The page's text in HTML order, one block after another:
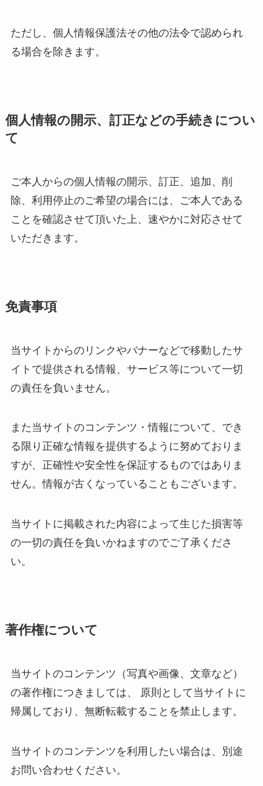
ただし、個人情報保護法その他の法令で認められ
る場合を除きます。
個人情報の開示、訂正などの手続きについ
て
ご本人からの個人情報の開示、訂正、追加、削
除、利用停止のご希望の場合には、ご本人である
ことを確認させて頂いた上、速やかに対応させて
いただきます。
免責事項
当サイトからのリンクやバナーなどで移動したサ
イトで提供される情報、サービス等について一切
の責任を負いません。
また当サイトのコンテンツ・情報について、でき
る限り正確な情報を提供するように努めておりま
すが、正確性や安全性を保証するものではありま
せん。情報が古くなっていることもございます。
当サイトに掲載された内容によって生じた損害等
の一切の責任を負いかねますのでご了承くださ
い。
著作権について
当サイトのコンテンツ（写真や画像、文章など）
の著作権につきましては、 原則として当サイトに
帰属しており、無断転載することを禁止します。
当サイトのコンテンツを利用したい場合は、別途
お問い合わせください。